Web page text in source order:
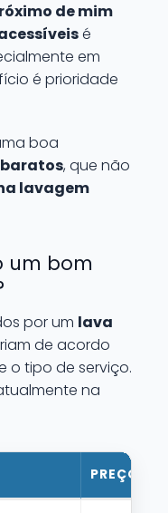
de mim
é
em
é prioridade
boa
, que não
lavagem
um bom
por um lava
de acordo
o tipo de serviço.
na
PREÇO